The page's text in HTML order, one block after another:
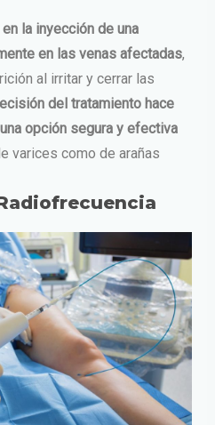
la inyección de una
en las venas afectadas,
al irritar y cerrar las
del tratamiento hace
opción segura y efectiva
varices como de arañas